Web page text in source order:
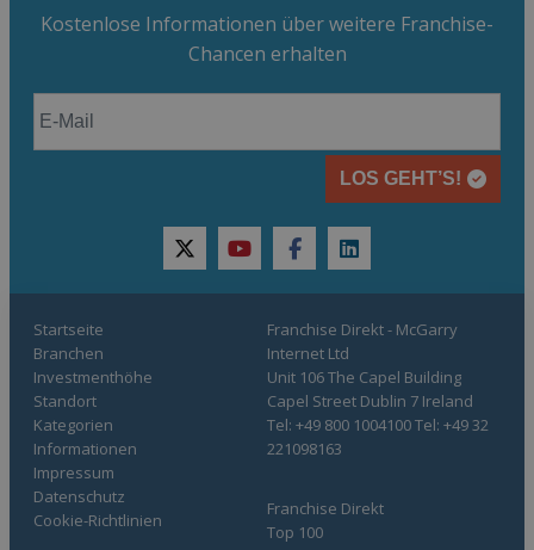
Kostenlose Informationen über weitere Franchise-
Chancen erhalten
LOS GEHT’S!
twitteryoutubefacebooklinkedin
Startseite
Branchen
Investmenthöhe
Standort
Kategorien
Informationen
Franchise Direkt
Top 100
Impressum
Datenschutz
Cookie-Richtlinien
Franchise Direkt - McGarry
Internet Ltd
Unit 106 The Capel Building
Capel Street Dublin 7 Ireland
Tel: +49 800 1004100 Tel: +49 32
221098163